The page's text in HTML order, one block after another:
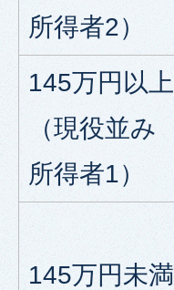
所得者2）
145万円以上
（現役並み
所得者1）
145万円未満